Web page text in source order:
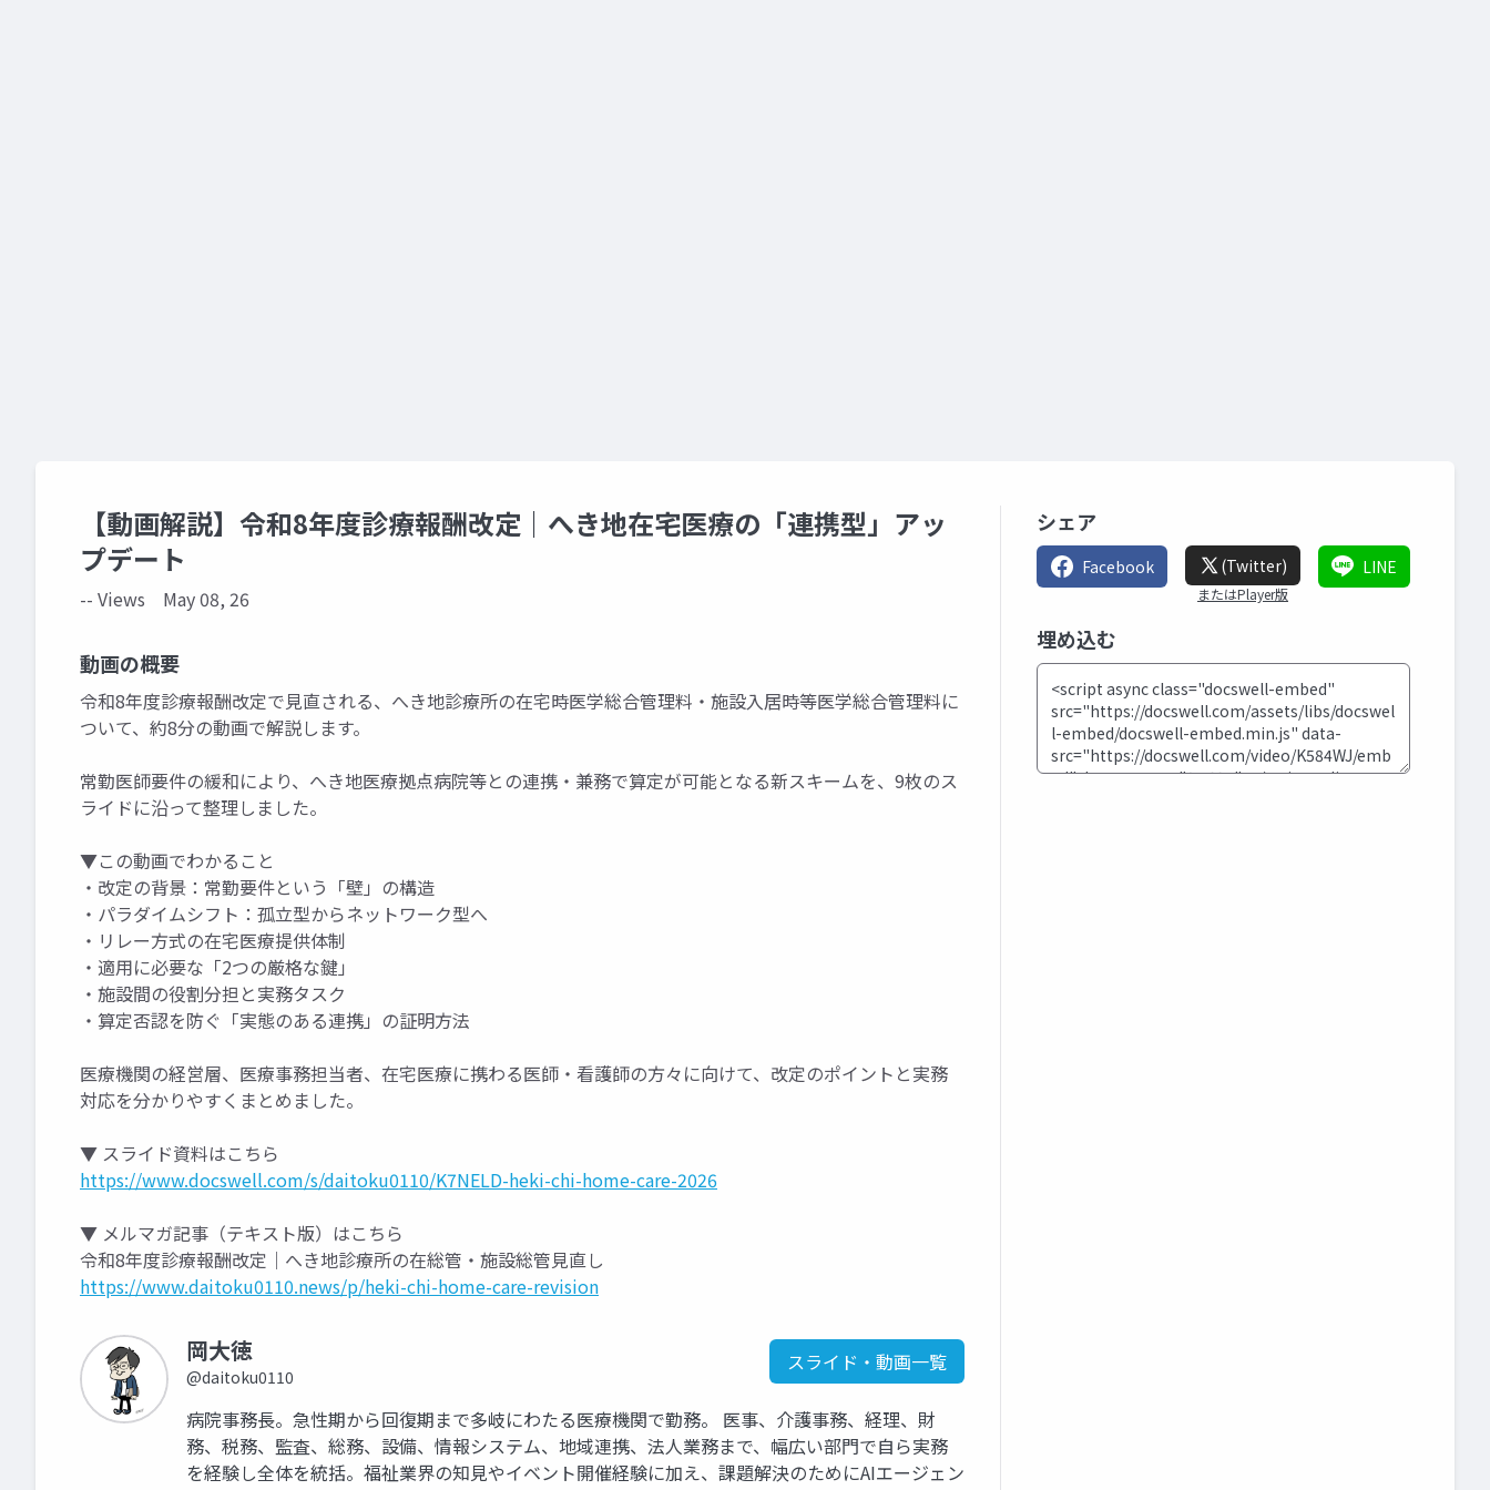
【動画解説】令和8年度診療報酬改定｜へき地在宅医療の「連携型」アッ
プデート
-- Views May 08, 26
動画の概要
令和8年度診療報酬改定で見直される、へき地診療所の在宅時医学総合管理料・施設入居時等医学総合管理料に
ついて、約8分の動画で解説します。
常勤医師要件の緩和により、へき地医療拠点病院等との連携・兼務で算定が可能となる新スキームを、9枚のス
ライドに沿って整理しました。
▼この動画でわかること
・改定の背景：常勤要件という「壁」の構造
・パラダイムシフト：孤立型からネットワーク型へ
・リレー方式の在宅医療提供体制
・適用に必要な「2つの厳格な鍵」
・施設間の役割分担と実務タスク
・算定否認を防ぐ「実態のある連携」の証明方法
医療機関の経営層、医療事務担当者、在宅医療に携わる医師・看護師の方々に向けて、改定のポイントと実務
対応を分かりやすくまとめました。
▼ スライド資料はこちら
https://www.docswell.com/s/daitoku0110/K7NELD-heki-chi-home-care-2026
▼ メルマガ記事（テキスト版）はこちら
令和8年度診療報酬改定｜へき地診療所の在総管・施設総管見直し
https://www.daitoku0110.news/p/heki-chi-home-care-revision
岡大徳
@daitoku0110
スライド・動画一覧
病院事務長。急性期から回復期まで多岐にわたる医療機関で勤務。 医事、介護事務、経理、財
務、税務、監査、総務、設備、情報システム、地域連携、法人業務まで、幅広い部門で自ら実務
を経験し全体を統括。福祉業界の知見やイベント開催経験に加え、課題解決のためにAIエージェン
シェア
Facebook (Twitter)
またはPlayer版
LINE
埋め込む